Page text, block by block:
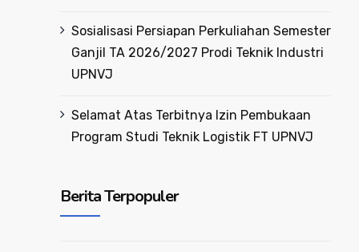
Sosialisasi Persiapan Perkuliahan Semester
Ganjil TA 2026/2027 Prodi Teknik Industri
UPNVJ
Selamat Atas Terbitnya Izin Pembukaan
Program Studi Teknik Logistik FT UPNVJ
Berita Terpopuler